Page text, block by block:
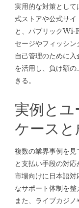
実用的な対策とし
式ストアや公式サイ
と、パブリック
セージやフィッシン
自己管理のために
を活用し、負け額
きる。
実例と
ケース
複数の業界事例を
と支払い手段の対
市場向けに日本語
なサポート体制を整
また、ライブカジ